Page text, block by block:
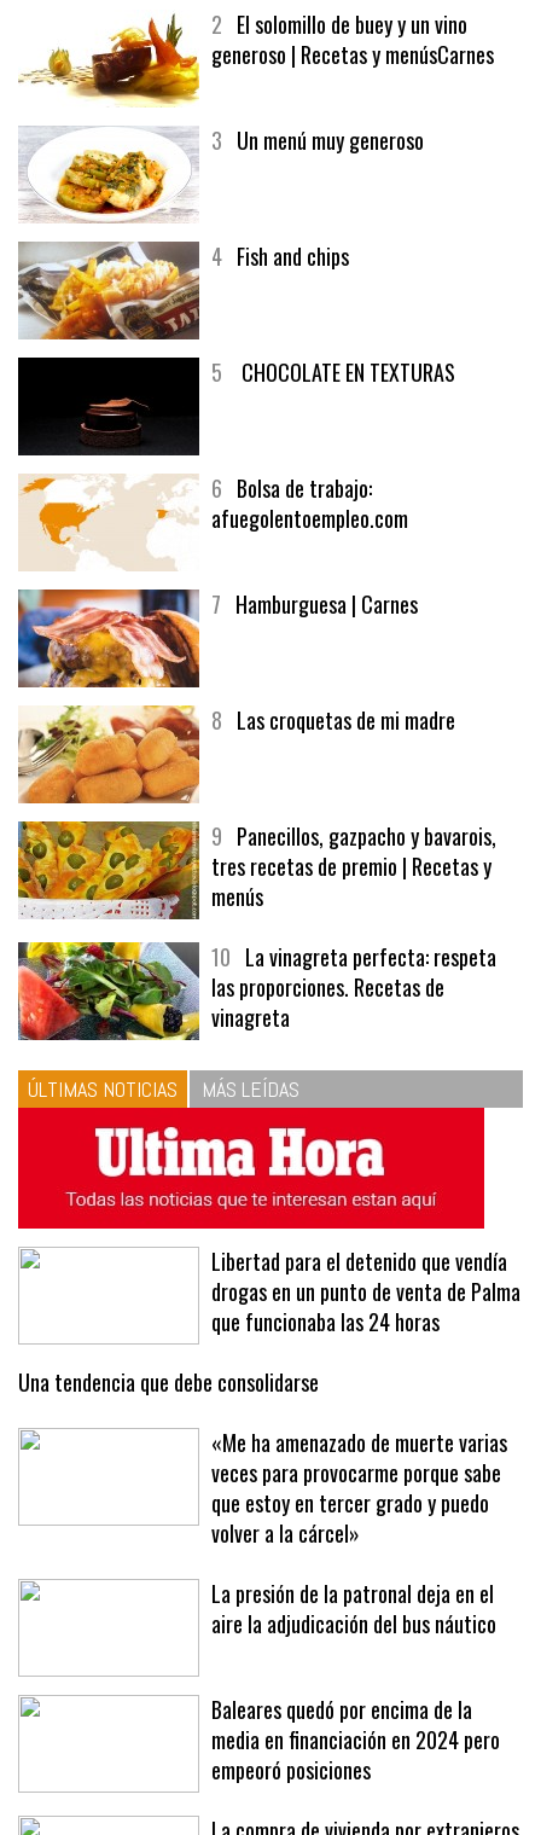
MELOCOTÓN
2El solomillo de buey y un vino
6Bolsa de trabajo:
9Panecillos, gazpacho y bavarois,
tres recetas de premio | Recetas y
menús
10La vinagreta perfecta: respeta
las proporciones. Recetas de
vinagreta
ÚLTIMAS NOTICIAS MÁS LEÍDAS
Libertad para el detenido que vendía
drogas en un punto de venta de Palma
que funcionaba las 24 horas
Una tendencia que debe consolidarse
«Me ha amenazado de muerte varias
veces para provocarme porque sabe
que estoy en tercer grado y puedo
volver a la cárcel»
La presión de la patronal deja en el
Baleares quedó por encima de la
media en financiación en 2024 pero
empeoró posiciones